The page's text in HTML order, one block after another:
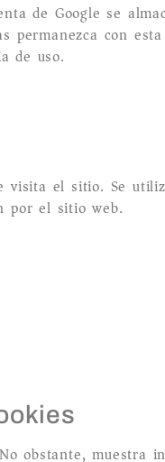
de Google se
permanezca con
de uso.
visita el sitio. Se
por el sitio web.
obstante,